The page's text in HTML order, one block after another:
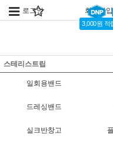
로그인 회원가입
3,000원 적
스테리스트립
일회용밴드
드레싱밴드
실크반창고